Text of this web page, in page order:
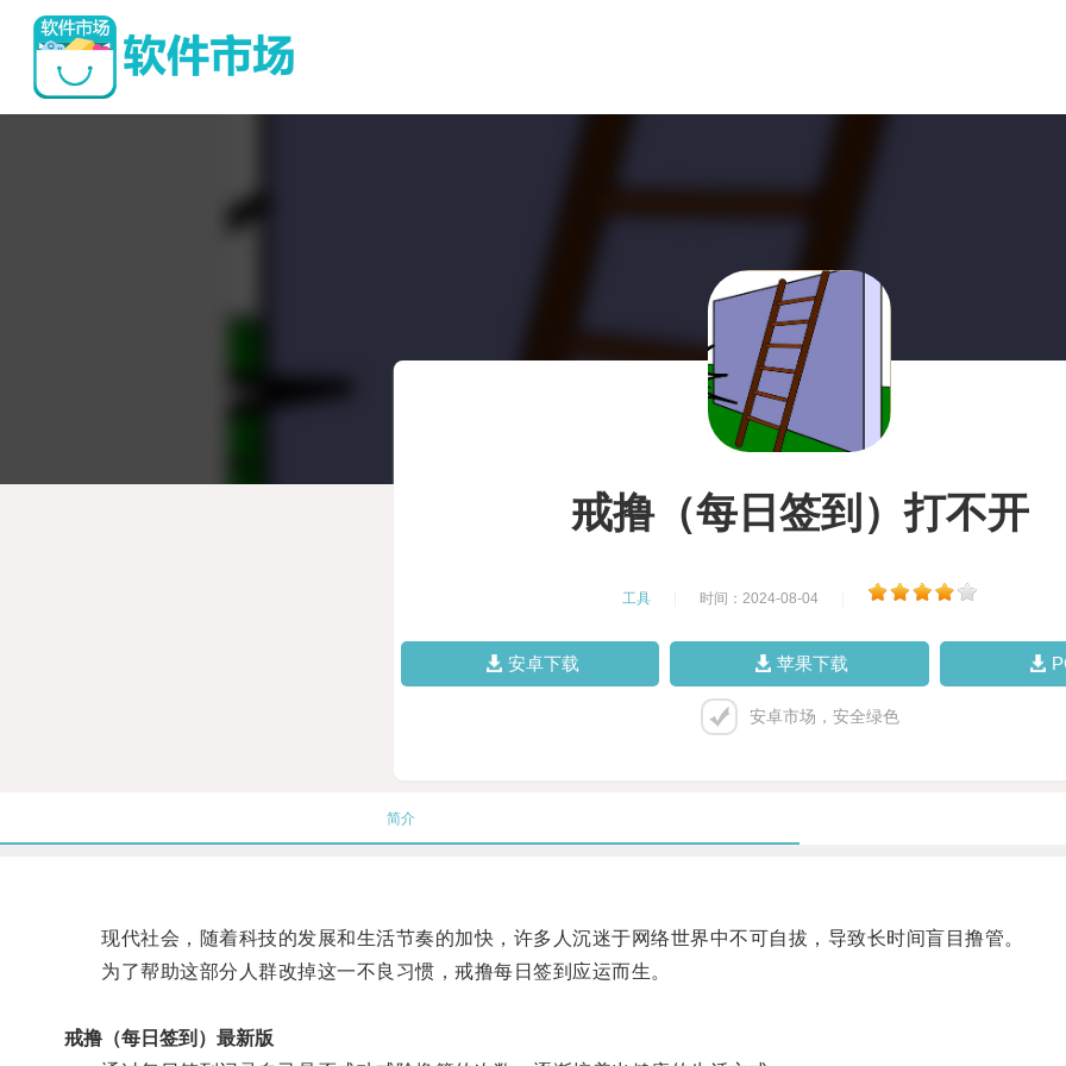
戒撸（每日签到）打不开
工具 时间：2024-08-04
安卓下载 苹果下载
安卓市场，安全绿色
简介
现代社会，随着科技的发展和生活节奏的加快，许多人沉迷于网络世界中不可自拔，导致长时间盲目撸管。
为了帮助这部分人群改掉这一不良习惯，戒撸每日签到应运而生。
戒撸（每日签到）最新版